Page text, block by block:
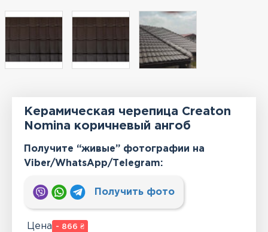
Керамическая черепица Creaton
Nomina коричневый ангоб
Получите “живые” фотографии на
Viber/WhatsApp/Тelegram:
Получить фото
Цена - 866 ₴